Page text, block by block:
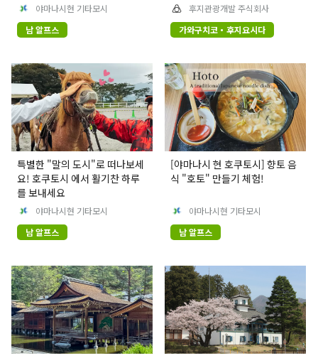
야마나시현 기타모시
남 알프스
안내합니다.
후지관광개발 주식회사
가와구치코・후지요시다
특별한 "말의 도시"로 떠나보세
요! 호쿠토시 에서 활기찬 하루
를 보내세요
야마나시현 기타모시
남 알프스
[야마나시 현 호쿠토시] 향토 음
식 "호토" 만들기 체험!
야마나시현 기타모시
남 알프스